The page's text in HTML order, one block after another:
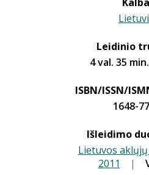
Leidinio
4 val. 35
ISBN/ISSN/
1648-
Išleidimo
Lietuvos
2011 |